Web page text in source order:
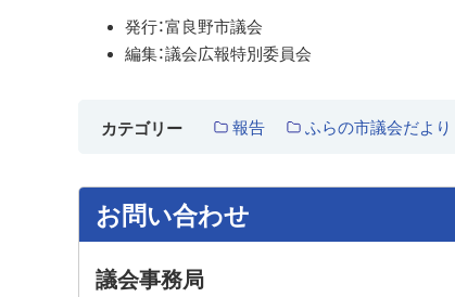
発行：富良野市議会
編集：議会広報特別委員会
カテゴリー 報告 ふらの市議会だより
お問い合わせ
議会事務局